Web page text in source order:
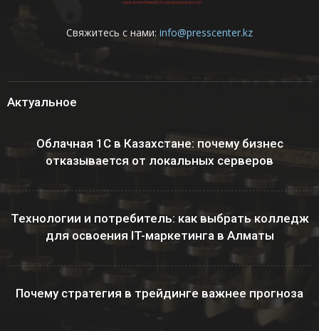
Свяжитесь с нами: info@presscenter.kz
Актуальное
Облачная 1С в Казахстане: почему бизнес
отказывается от локальных серверов
Технологии и потребитель: как выбрать колледж
для освоения IT-маркетинга в Алматы
Почему стратегия в трейдинге важнее прогноза